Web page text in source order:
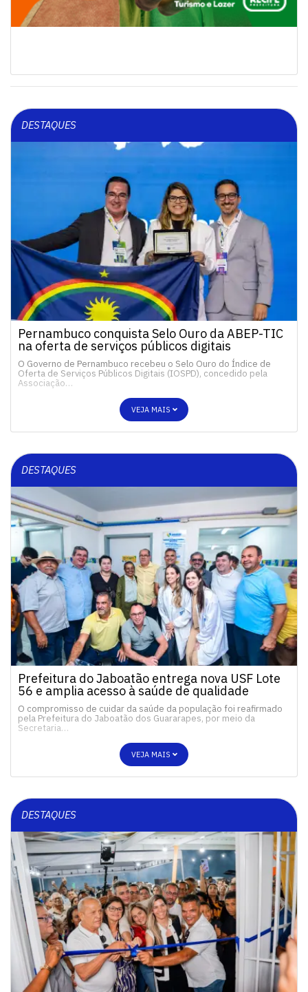
DESTAQUES
Pernambuco conquista Selo Ouro da ABEP-TIC
na oferta de serviços públicos digitais
O Governo de Pernambuco recebeu o Selo Ouro do Índice de
Oferta de Serviços Públicos Digitais (IOSPD), concedido pela
Associação…
VEJA MAIS
DESTAQUES
Prefeitura do Jaboatão entrega nova USF Lote
56 e amplia acesso à saúde de qualidade
O compromisso de cuidar da saúde da população foi reafirmado
pela Prefeitura do Jaboatão dos Guararapes, por meio da
Secretaria…
VEJA MAIS
DESTAQUES